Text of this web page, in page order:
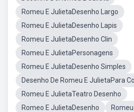
Romeu E JulietaDesenho Largo
Romeu E JulietaDesenho Lapis
Romeu E JulietaDesenho Clin
Romeu E JulietaPersonagens
Romeu E JulietaDesenho Simples
Desenho De Romeu E JulietaPara
Romeu E JulietaTeatro Desenho
Romeo E JulietaDesenho